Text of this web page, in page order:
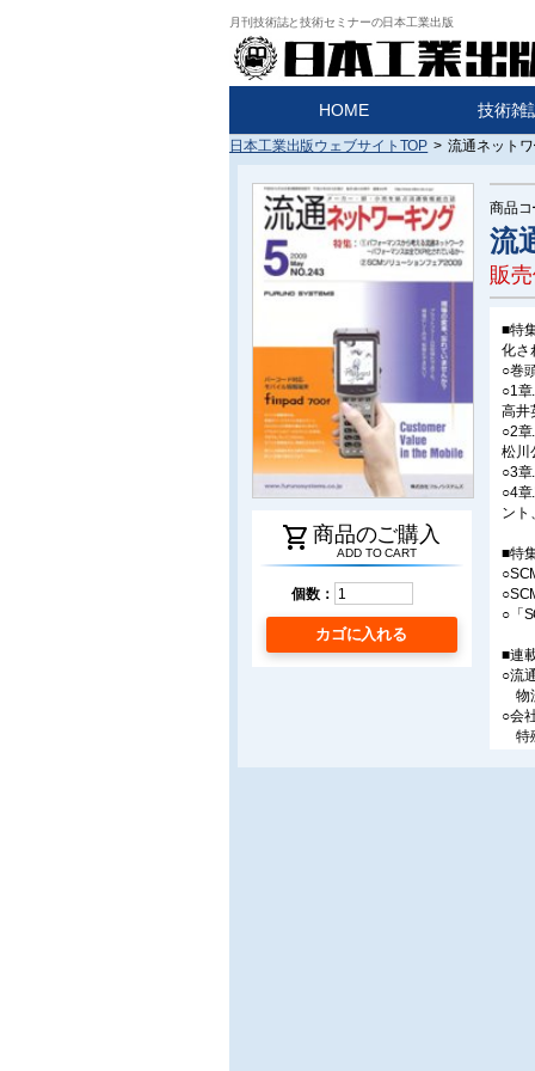
月刊技術誌と技術セミナーの日本工業出版
HOME 技術雑
日本工業出版ウェブサイトTOP > 流通ネット
shopping_cart 商品のご購入
ADD TO CART
個数：
カゴに入れる
商品コ
流
販
■特
化さ
○巻
○1
高井
○2
松川
○3
○4
ント
■特
○「
■連
○流
物
○会
特